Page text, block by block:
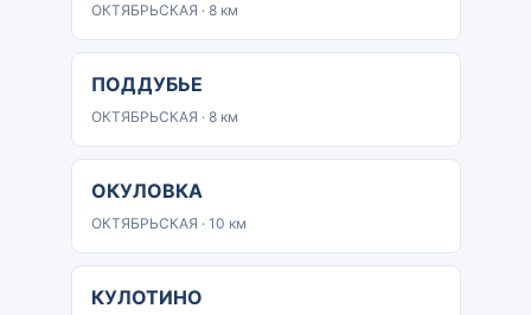
ОКТЯБРЬСКАЯ · 8 км
ПОДДУБЬЕ
ОКТЯБРЬСКАЯ · 8 км
ОКУЛОВКА
ОКТЯБРЬСКАЯ · 10 км
КУЛОТИНО